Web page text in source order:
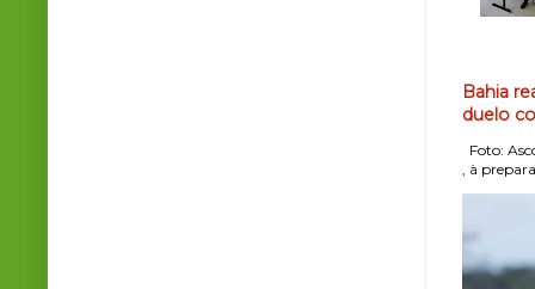
Bahia
duelo
Foto:
, à